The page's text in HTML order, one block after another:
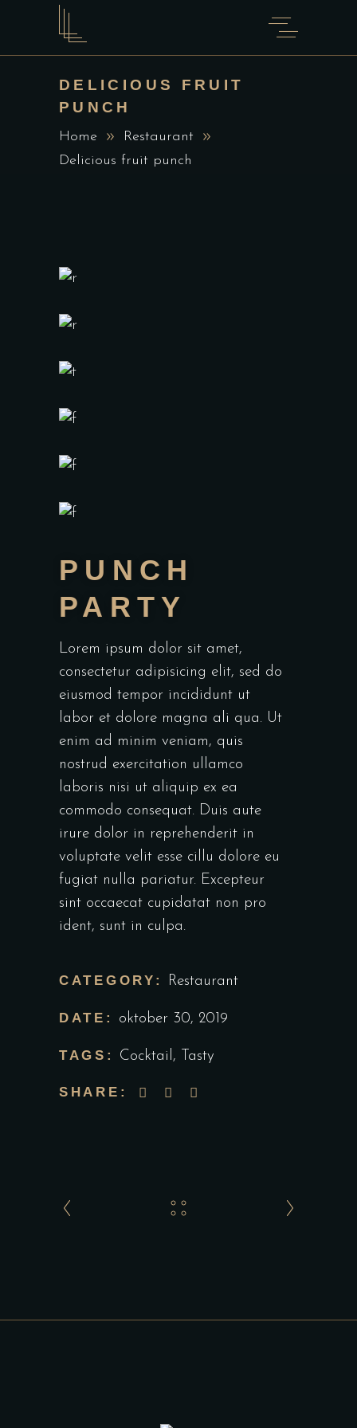
DELICIOUS FRUIT
PUNCH
Home
Restaurant
Delicious fruit punch
PUNCH
PARTY
Lorem ipsum dolor sit amet,
consectetur adipisicing elit, sed do
eiusmod tempor incididunt ut
labor et dolore magna ali qua. Ut
enim ad minim veniam, quis
nostrud exercitation ullamco
laboris nisi ut aliquip ex ea
commodo consequat. Duis aute
irure dolor in reprehenderit in
voluptate velit esse cillu dolore eu
fugiat nulla pariatur. Excepteur
sint occaecat cupidatat non pro
ident, sunt in culpa.
CATEGORY: Restaurant
DATE: oktober 30, 2019
TAGS: Cocktail, Tasty
SHARE: